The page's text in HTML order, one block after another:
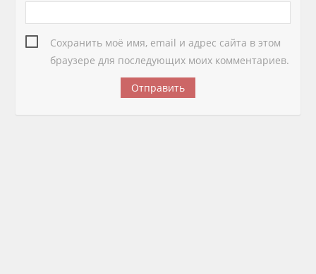
Сохранить моё имя, email и адрес сайта в этом
браузере для последующих моих комментариев.